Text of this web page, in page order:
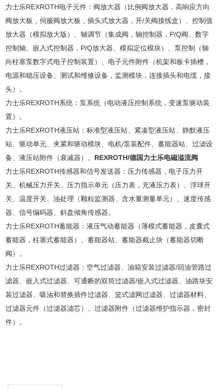
力士乐REXROTH电子元件：阀放大器（比例阀放大器，高响应方向
阀放大板，伺服阀放大板，插头式放大器，开/关阀接线盒）、控制值
放大器（模拟放大版）、轴调节（集成阀，轴控制器，P/Q阀、数字
控制轴、嵌入式控制器，P/Q放大器、模拟定位模块）、泵控制（轴
向柱塞泵数字式电子控制装置）、电子元件附件（机架和板卡插槽，
电源和稳压设备、测试和维修设备，监测模块，连接插头和电缆，接
头）。
力士乐REXROTH系统：泵系统（电动液压控制系统，变速泵驱动装
置）。
力士乐REXROTH液压站：标准型液压站、紧凑型液压站、静默液压
站、驱动单元、夹紧和驱动模块、电机/泵装配件、蓄能器站、过滤设
备、液压站附件（衰减器）。 REXROTH/德国力士乐电磁溢流阀
力士乐REXROTH传感器和信号发送器：压力传感器，电子压力开
关、机械压力开关、压力指示单元（压力表，充液压力表）、浮球开
关、温度开关、油处理（颗粒监测器、含水量测量单元）、速度传感
器、信号编码器、斜盘倾角传感器。
力士乐REXROTH蓄能器：液压气动蓄能器（薄模式蓄能器，皮囊式
蓄能器，柱塞式蓄能器）、蓄能器站、蓄能器截止块（蓄能器切断
阀）。
力士乐REXROTH过滤器：空气过滤器、油箱安装过滤器/回油管路过
滤器、嵌入式过滤器、可通断的双筒过滤器/嵌入式过滤器、油路块安
装过滤器、吸油和替换插件过滤器、篮式滤网过滤器、过滤器材料、
过滤器元件（过滤器滤芯）、过滤器附件（过滤器维护指示器，密封
件）。